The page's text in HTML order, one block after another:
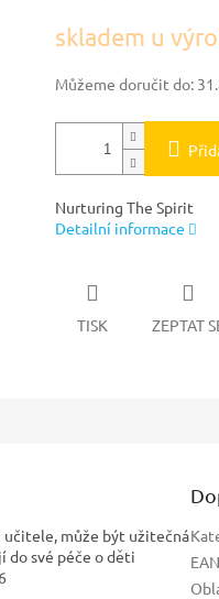
cena:
skladem u
Můžeme doručit do:
Nurturing The Spirit
Detailní informace
TISK ZEPTAT
učitele, může být užitečná
do své péče o děti
EAN